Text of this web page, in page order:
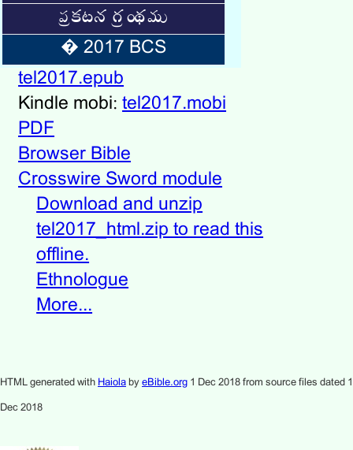
ప్రకటన గ్రంథము
� 2017 BCS
tel2017.epub
Kindle mobi:tel2017.mobi
PDF
Browser Bible
Crosswire Sword module
Download and unzip
tel2017_html.zip to read this
offline.
Ethnologue
More...
HTML generated withHaiolabyeBible.org1 Dec 2018 from source files dated 1
Dec 2018